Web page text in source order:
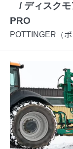
/ ディスクモ
PRO
POTTINGER（ポ